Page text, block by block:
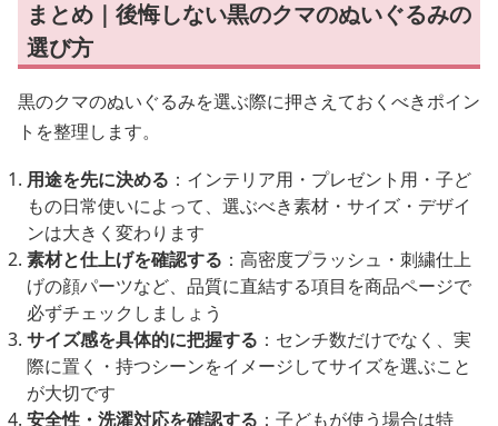
まとめ｜後悔しない黒のクマのぬいぐるみの
選び方
黒のクマのぬいぐるみを選ぶ際に押さえておくべきポイン
トを整理します。
用途を先に決める ：インテリア用・プレゼント用・子ど
もの日常使いによって、選ぶべき素材・サイズ・デザイ
ンは大きく変わります
素材と仕上げを確認する ：高密度プラッシュ・刺繍仕上
げの顔パーツなど、品質に直結する項目を商品ページで
必ずチェックしましょう
サイズ感を具体的に把握する ：センチ数だけでなく、実
際に置く・持つシーンをイメージしてサイズを選ぶこと
が大切です
安全性・洗濯対応を確認する ：子どもが使う場合は特